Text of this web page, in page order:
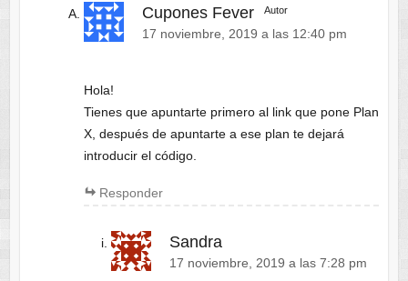
Cupones Fever Autor
17 noviembre, 2019 a las 12:40 pm
Hola!
Tienes que apuntarte primero al link que pone Plan
X, después de apuntarte a ese plan te dejará
introducir el código.
Responder
Sandra
17 noviembre, 2019 a las 7:28 pm